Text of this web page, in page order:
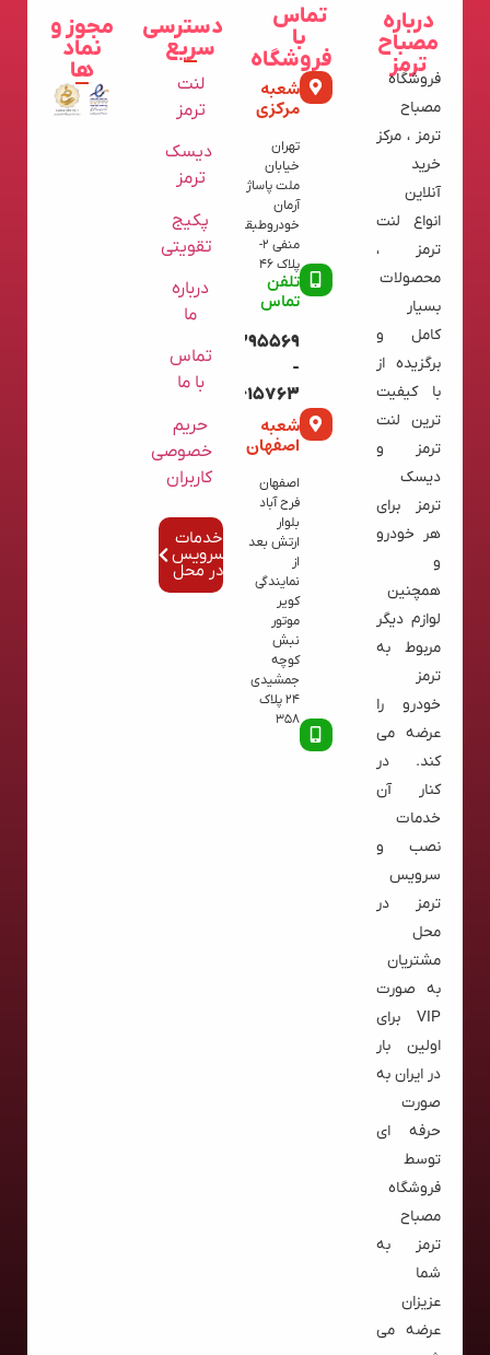
درباره
مصباح
ترمز
فروشگاه
مصباح
ترمز ، مرکز
خرید
آنلاین
انواع لنت
ترمز ،
محصولات
بسیار
کامل و
برگزیده از
با کیفیت
ترین لنت
ترمز و
دیسک
ترمز برای
هر خودرو
و
همچنین
لوازم دیگر
مربوط به
ترمز
خودرو را
عرضه می
کند. در
کنار آن
خدمات
نصب و
سرویس
ترمز در
محل
مشتریان
به صورت
VIP برای
اولین بار
در ایران به
صورت
حرفه ای
توسط
فروشگاه
مصباح
ترمز به
شما
عزیزان
عرضه می
تماس
با
فروشگاه
شعبه
مرکزی
تهران
خیابان
ملت پاساژ
آرمان
خودروطبقه
منفی 2-
پلاک 46
تلفن
تماس
09120395569
-
02136615763
شعبه
اصفهان
اصفهان
فرح آباد
بلوار
ارتش بعد
از
نمایندگی
کویر
موتور
نبش
کوچه
جمشیدی
24 پلاک
358
دسترسی
سریع
لنت
ترمز
دیسک
ترمز
پکیج
تقویتی
درباره
ما
تماس
با ما
حریم
خصوصی
کاربران
خدمات
سرویس
در محل
مجوز و
نماد
ها